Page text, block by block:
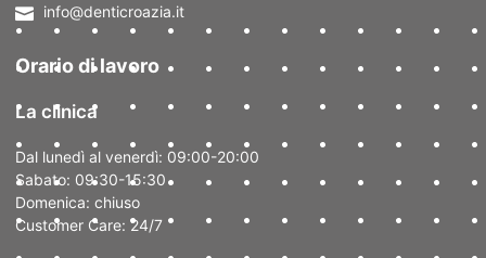
info@denticroazia.it
Orario di lavoro
La clinica
Dal lunedì al venerdì: 09:00-20:00
Sabato: 09:30-15:30
Domenica: chiuso
Customer Care: 24/7